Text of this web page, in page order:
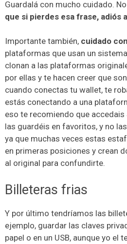
Guardalá con mucho cuidado.
que si pierdes esa frase, adiós
Importante también, cuidado
plataformas que usan un
clonan a las plataformas
por ellas y te hacen creer que
cuando conectas tu wallet, te
estás conectando a una
eso te recomiendo que
las guardéis en favoritos, y no
ya que muchas veces estas
en primeras posiciones y crean
al original para confundirte.
Billeteras frias
Y por último tendríamos las
ejemplo, guardar las claves
papel o en un USB, aunque yo el